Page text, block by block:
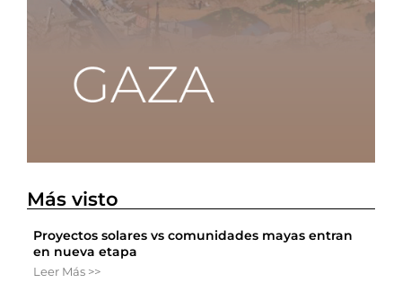
Más visto
Proyectos solares vs comunidades mayas entran
en nueva etapa
Leer Más >>